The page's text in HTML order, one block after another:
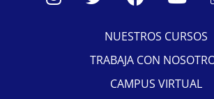
NUESTROS CURSOS
TRABAJA CON
CAMPUS VIRTUAL